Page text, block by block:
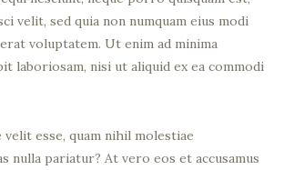
velit, sed quia non numquam eius modi
voluptatem. Ut enim ad minima
laboriosam, nisi ut aliquid ex ea commodi
esse, quam nihil molestiae
nulla pariatur? At vero eos et accusamus